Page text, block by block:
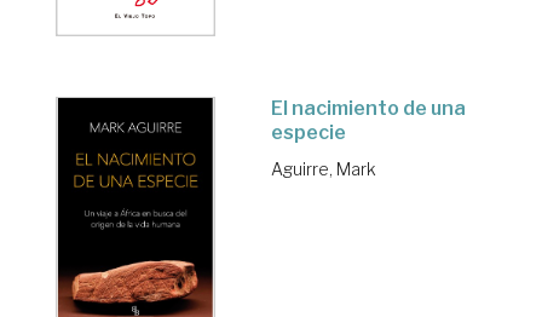
El nacimiento de una
especie
Aguirre, Mark